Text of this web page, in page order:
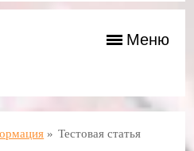
Меню
» Тестовая статья